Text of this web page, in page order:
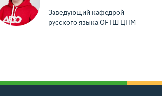
Заведующий кафедрой
русского языка ОРТШ ЦПМ